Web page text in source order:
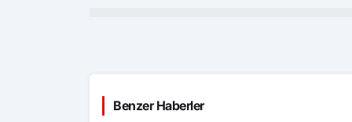
Benzer Haberler